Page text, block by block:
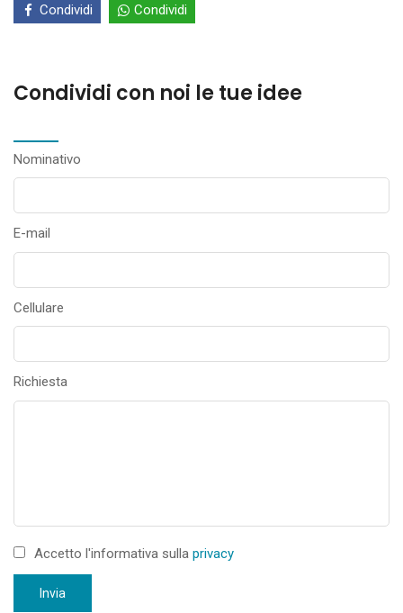
Condividi Condividi
Condividi con noi le tue idee
Nominativo
E-mail
Cellulare
Richiesta
Accetto l'informativa sulla privacy
Invia